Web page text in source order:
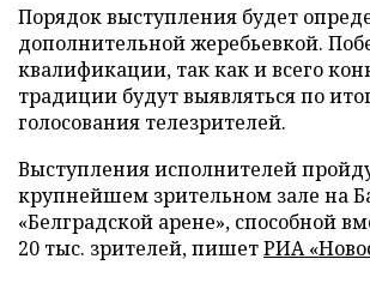
Порядок выступления будет
дополнительной жеребьевкой.
квалификации, так как и всего
традиции будут выявляться по
голосования телезрителей.
Выступления исполнителей
крупнейшем зрительном зале на
«Белградской арене», способной
20 тыс. зрителей, пишетРИА